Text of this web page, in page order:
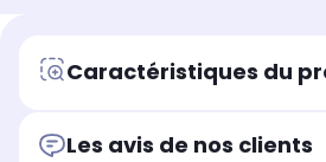
Caractéristiques du
Les avis de nos clients